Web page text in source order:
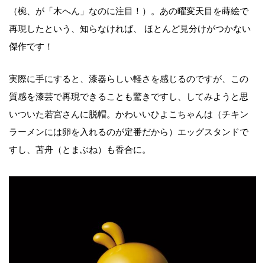
（椀、が「木へん」なのに注目！）。あの曜変天目を蒔絵で
再現したという、知らなければ、 ほとんど見分けがつかない
傑作です！
実際に手にすると、漆器らしい軽さを感じるのですが、この
質感を漆芸で再現できることも驚きですし、してみようと思
いついた若宮さんに脱帽。かわいいひよこちゃんは（チキン
ラーメンには卵を入れるのが定番だから）エッグスタンドで
すし、苫舟（とまぶね）も香合に。